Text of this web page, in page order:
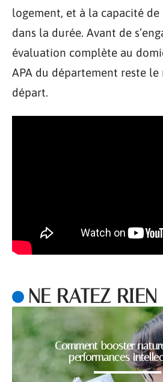
logement, et à la capacité
dans la durée. Avant de
évaluation complète au
APA du département reste
départ.
NE RATEZ
Comment booster
performances